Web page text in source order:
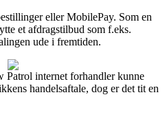
eller MobilePay. Som en
et afdragstilbud som f.eks.
ude i fremtiden.
Patrol internet forhandler kunne
handelsaftale, dog er det tit en